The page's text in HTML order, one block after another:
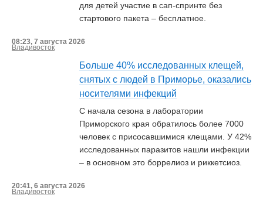
для детей участие в сап-спринте без
стартового пакета – бесплатное.
08:23, 7 августа 2026
Владивосток
Больше 40% исследованных клещей,
снятых с людей в Приморье, оказались
носителями инфекций
С начала сезона в лаборатории
Приморского края обратилось более 7000
человек с присосавшимися клещами. У 42%
исследованных паразитов нашли инфекции
– в основном это боррелиоз и риккетсиоз.
20:41, 6 августа 2026
Владивосток